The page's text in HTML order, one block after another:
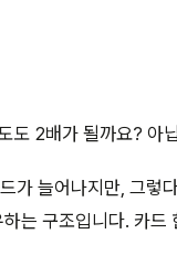
도 2배가 될까요? 아
가 늘어나지만, 그렇
는 구조입니다. 카